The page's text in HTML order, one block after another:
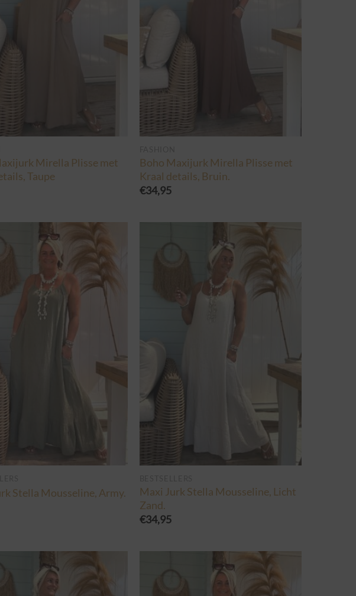
Mirella Plisse met
Taupe
Boho Maxijurk Mirella Plisse met
Kraal details, Bruin.
€34,95
Stella Mousseline, Army.
Maxi Jurk Stella Mousseline, Licht
Zand.
€34,95